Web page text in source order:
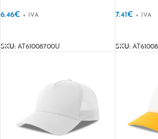
6.46€ + IVA
SKU: AT61008700U
7.41 € + IVA
SKU: